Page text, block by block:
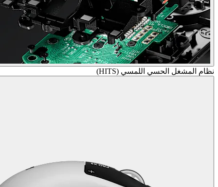
نظام المشغل الحسي اللمسي (HITS)